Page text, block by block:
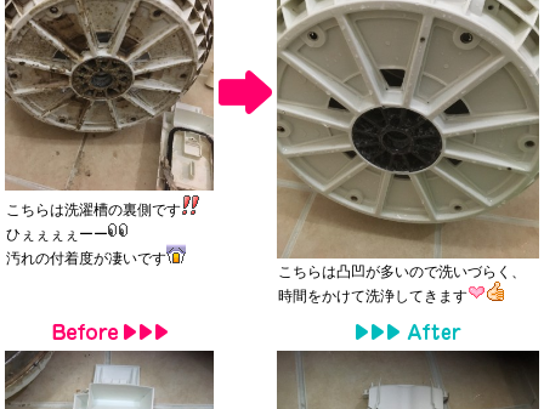
こちらは洗濯槽の裏側です
ひぇぇぇぇーー
汚れの付着度が凄いです
こちらは凸凹が多いので洗いづらく、
時間をかけて洗浄してきます